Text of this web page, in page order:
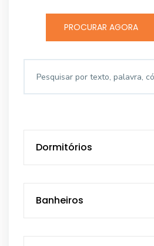
PROCURAR AGORA
Dormitórios
Banheiros